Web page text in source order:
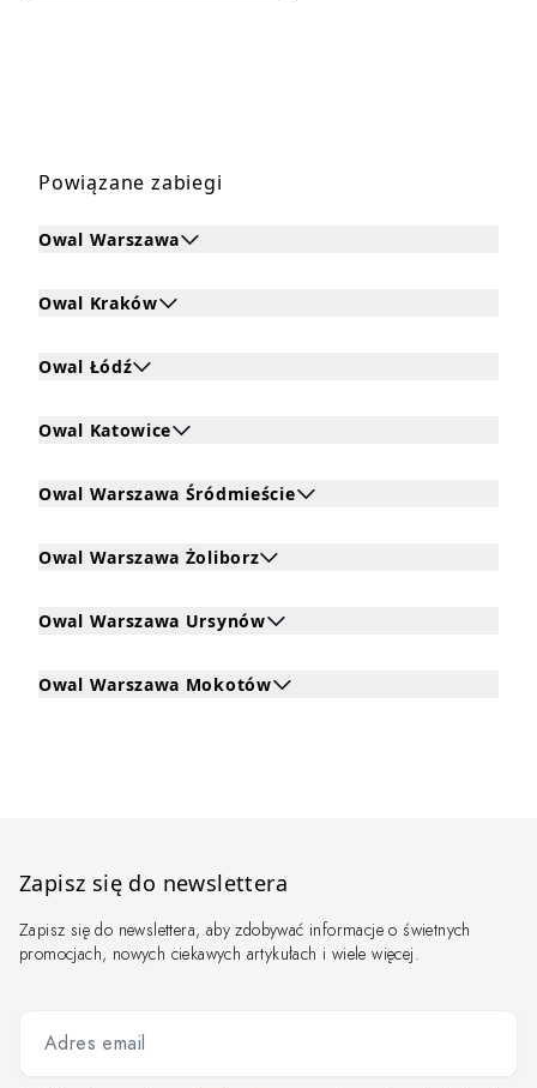
Powiązane zabiegi
Owal Warszawa
Kliknij, aby rozwinąć i zobaczyć zabiegi dla Owal
Owal Kraków
Kliknij, aby rozwinąć i zobaczyć zabiegi dla Owal Kraków
Owal Łódź
Kliknij, aby rozwinąć i zobaczyć zabiegi dla Owal Łódź
Owal Katowice
Kliknij, aby rozwinąć i zobaczyć zabiegi dla Owal
Owal Warszawa Śródmieście
Kliknij, aby rozwinąć i zobaczyć zabiegi dla Owal
Owal Warszawa Żoliborz
Kliknij, aby rozwinąć i zobaczyć zabiegi dla Owal
Owal Warszawa Ursynów
Kliknij, aby rozwinąć i zobaczyć zabiegi dla Owal
Owal Warszawa Mokotów
Kliknij, aby rozwinąć i zobaczyć zabiegi dla Owal
Zapisz się do newslettera
Zapisz się do newslettera, aby zdobywać informacje o świetnych
promocjach, nowych ciekawych artykułach i wiele więcej.
Adres email